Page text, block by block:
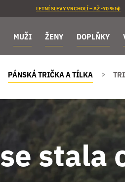
LETNÍ SLEVY VRCHOLÍ – AŽ -70 %!☀️
MUŽI ŽENY DOPLŇKY
PÁNSKÁ TRIČKA A TÍLKA
stala